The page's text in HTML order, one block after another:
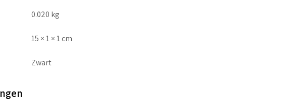
0.020 kg
15 × 1 × 1 cm
Zwart